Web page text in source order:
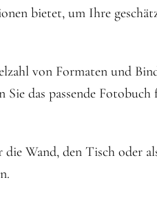
bietet, um Ihre
von Formaten und
das passende Fotobuch
Wand, den Tisch oder